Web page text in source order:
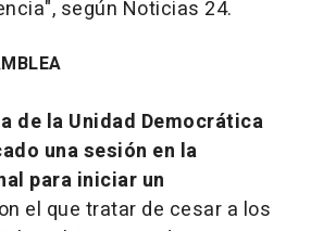
según Noticias 24.
de la Unidad Democrática
una sesión en la
para iniciar un
el que tratar de cesar a los